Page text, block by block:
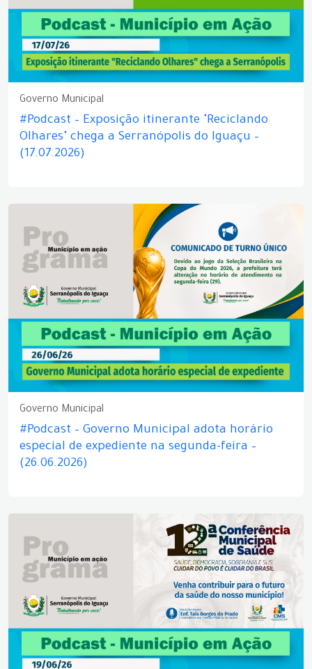
Governo Municipal
#Podcast – Exposição itinerante "Reciclando
Olhares" chega a Serranópolis do Iguaçu –
(17.07.2026)
Governo Municipal
#Podcast – Governo Municipal adota horário
especial de expediente na segunda-feira –
(26.06.2026)